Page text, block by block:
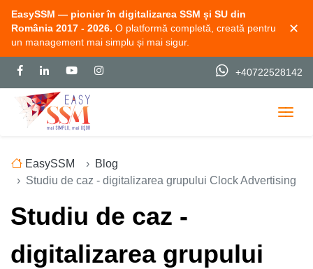
EasySSM — pionier în digitalizarea SSM și SU din
România 2017 - 2026. O platformă completă, creată pentru
un management mai simplu și mai sigur.
✕
+40722528142
EasySSM
Blog
Studiu de caz - digitalizarea grupului Clock Advertising
Studiu de caz -
digitalizarea grupului